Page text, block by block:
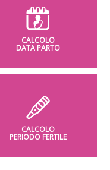
CALCOLO
DATA PARTO
CALCOLO
PERIODO FERTILE